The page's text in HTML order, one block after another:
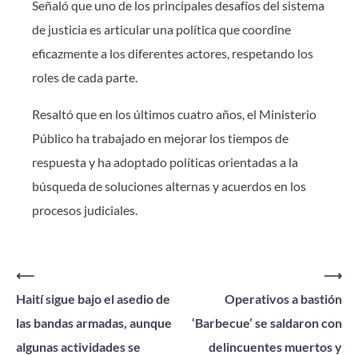
Señaló que uno de los principales desafíos del sistema
de justicia es articular una política que coordine
eficazmente a los diferentes actores, respetando los
roles de cada parte.
Resaltó que en los últimos cuatro años, el Ministerio
Público ha trabajado en mejorar los tiempos de
respuesta y ha adoptado políticas orientadas a la
búsqueda de soluciones alternas y acuerdos en los
procesos judiciales.
Navegación
de
entradas
⟵
Haití sigue bajo el asedio de
las bandas armadas, aunque
algunas actividades se
Operativos a bastión
‘Barbecue’ se saldaron con
delincuentes muertos y
⟶